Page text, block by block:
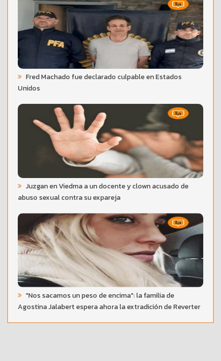
Fred Machado fue declarado culpable en Estados
Unidos
Juzgan en Viedma a un docente y clown acusado de
abuso sexual contra su expareja
"Nos sacamos un peso de encima": la familia de
Agostina Jalabert espera ahora la extradición de Reverter